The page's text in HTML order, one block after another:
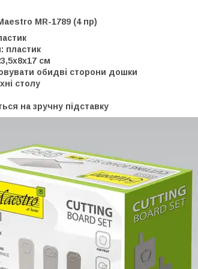
MR-1789 (4 пр)
пластик
см
обидві сторони дошки
столу
на зручну підставку